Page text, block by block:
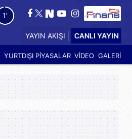
0’
YAYIN AKIŞI CANLI YAYIN
YURTDIŞI PİYASALAR VİDEO GALERİ